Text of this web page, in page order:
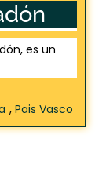
es un
, Pais Vasco